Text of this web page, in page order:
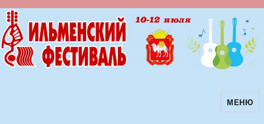
Ильменский фестиваль авторскойМЕНЮ